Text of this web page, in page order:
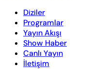
Diziler
Programlar
Yayın Akışı
Show Haber
Canlı Yayın
İletişim